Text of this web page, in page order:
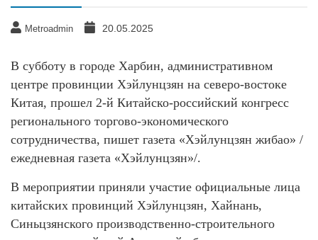
Metroadmin 20.05.2025
В субботу в городе Харбин, административном
центре провинции Хэйлунцзян на северо-востоке
Китая, прошел 2-й Китайско-российский конгресс
регионального торгово-экономического
сотрудничества, пишет газета «Хэйлунцзян жибао» /
ежедневная газета «Хэйлунцзян»/.
В мероприятии приняли участие официальные лица
китайских провинций Хэйлунцзян, Хайнань,
Синьцзянского производственно-строительного